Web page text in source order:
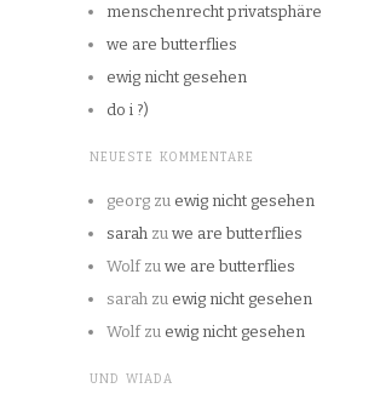
menschenrecht privatsphäre
we are butterflies
ewig nicht gesehen
do i ?)
NEUESTE KOMMENTARE
georg zu ewig nicht gesehen
sarah zu we are butterflies
Wolfzu we are butterflies
sarah zu ewig nicht gesehen
Wolfzu ewig nicht gesehen
UND WIADA